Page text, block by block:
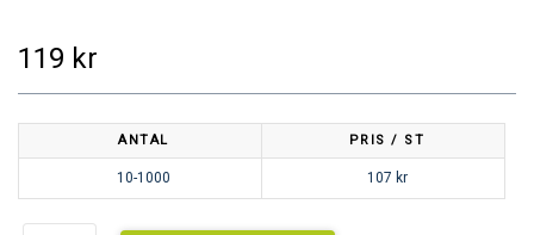
119 kr
ANTAL PRIS / ST
10-1000 107 kr